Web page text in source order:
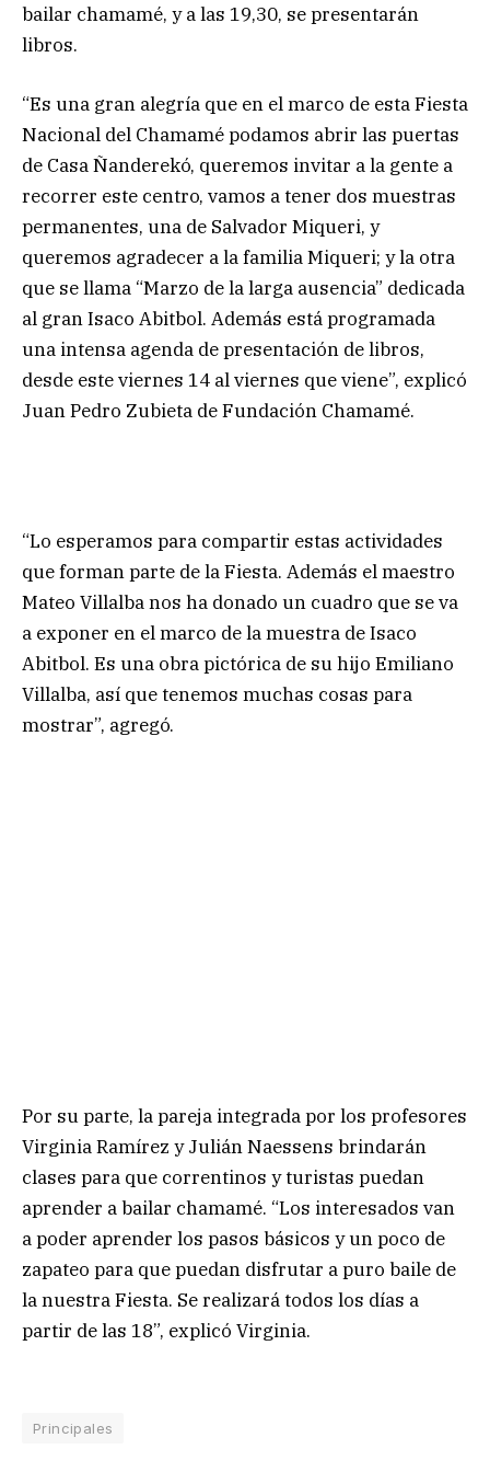
bailar chamamé, y a las 19,30, se presentarán
libros.
“Es una gran alegría que en el marco de esta Fiesta
Nacional del Chamamé podamos abrir las puertas
de Casa Ñanderekó, queremos invitar a la gente a
recorrer este centro, vamos a tener dos muestras
permanentes, una de Salvador Miqueri, y
queremos agradecer a la familia Miqueri; y la otra
que se llama “Marzo de la larga ausencia” dedicada
al gran Isaco Abitbol. Además está programada
una intensa agenda de presentación de libros,
desde este viernes 14 al viernes que viene”, explicó
Juan Pedro Zubieta de Fundación Chamamé.
“Lo esperamos para compartir estas actividades
que forman parte de la Fiesta. Además el maestro
Mateo Villalba nos ha donado un cuadro que se va
a exponer en el marco de la muestra de Isaco
Abitbol. Es una obra pictórica de su hijo Emiliano
Villalba, así que tenemos muchas cosas para
mostrar”, agregó.
Por su parte, la pareja integrada por los profesores
Virginia Ramírez y Julián Naessens brindarán
clases para que correntinos y turistas puedan
aprender a bailar chamamé. “Los interesados van
a poder aprender los pasos básicos y un poco de
zapateo para que puedan disfrutar a puro baile de
la nuestra Fiesta. Se realizará todos los días a
partir de las 18”, explicó Virginia.
Principales